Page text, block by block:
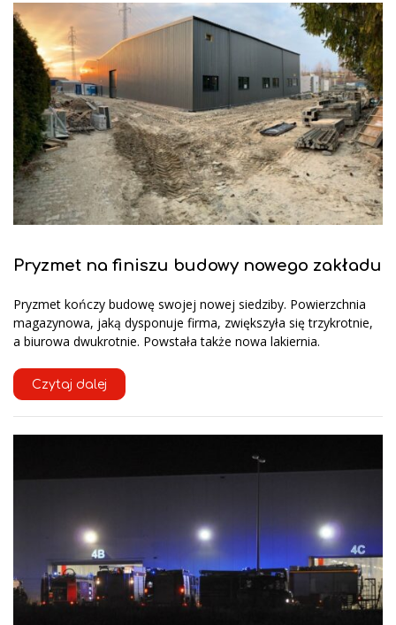
Pryzmet na finiszu budowy nowego zakładu
Pryzmet kończy budowę swojej nowej siedziby. Powierzchnia
magazynowa, jaką dysponuje firma, zwiększyła się trzykrotnie,
a biurowa dwukrotnie. Powstała także nowa lakiernia.
Czytaj dalej